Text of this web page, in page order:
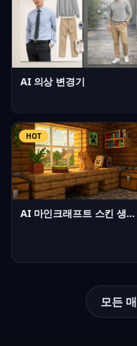
AI 의상 변경기
HOT
AI 마인크래프트 스킨 생성기
모든